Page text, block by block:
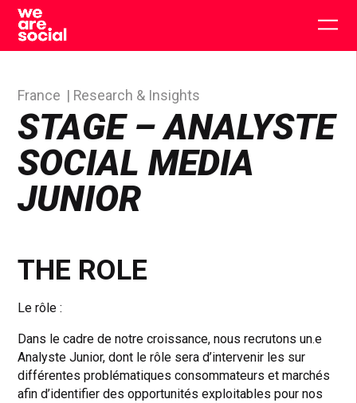
Skip
content
STAGE – ANALYSTE
SOCIAL MEDIA
JUNIOR
France Research & Insights
THE ROLE
Le rôle :
Dans le cadre de notre croissance, nous recrutons un.e
Analyste Junior, dont le rôle sera d’intervenir les sur
différentes problématiques consommateurs et marchés
afin d’identifier des opportunités exploitables pour nos